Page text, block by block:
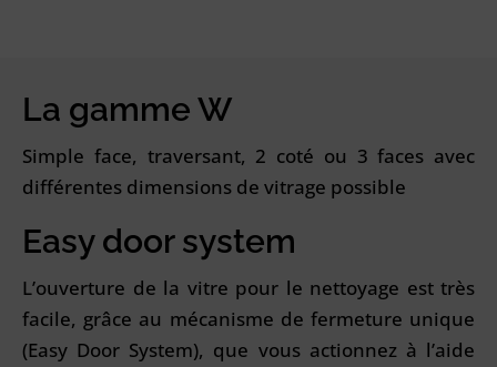
La gamme W
Simple face, traversant, 2 coté ou 3 faces avec
différentes dimensions de vitrage possible
Easy door system
L’ouverture de la vitre pour le nettoyage est très
facile, grâce au mécanisme de fermeture unique
(Easy Door System), que vous actionnez à l’aide